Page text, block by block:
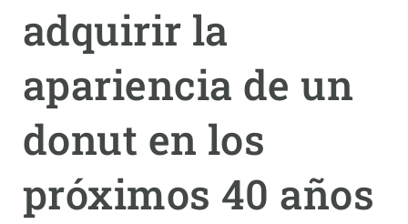
adquirir la
apariencia de un
donut en los
próximos 40 años
menu
INVESTIGACIÓN
CIENCIA EN ACCIÓN
NOTICIAS Y AGENDA